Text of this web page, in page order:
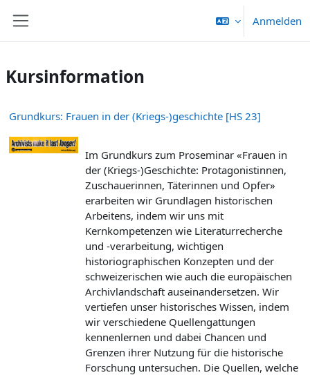
Anmelden
Kursinformation
Grundkurs: Frauen in der (Kriegs-)geschichte [HS 23]
Im Grundkurs zum Proseminar «Frauen in
der (Kriegs-)Geschichte: Protagonistinnen,
Zuschauerinnen, Täterinnen und Opfer»
erarbeiten wir Grundlagen historischen
Arbeitens, indem wir uns mit
Kernkompetenzen wie Literaturrecherche
und -verarbeitung, wichtigen
historiographischen Konzepten und der
schweizerischen wie auch die europäischen
Archivlandschaft auseinandersetzen. Wir
vertiefen unser historisches Wissen, indem
wir verschiedene Quellengattungen
kennenlernen und dabei Chancen und
Grenzen ihrer Nutzung für die historische
Forschung untersuchen. Die Quellen, welche